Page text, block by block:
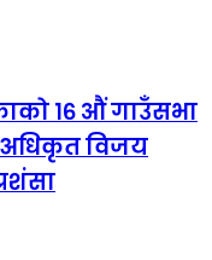
१६ औं गाउँसभा
अधिकृत विजय